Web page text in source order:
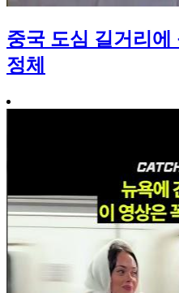
중국 도심 길거리에
정체